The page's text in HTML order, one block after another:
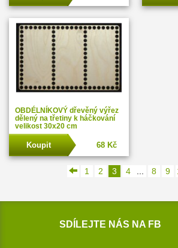
OBDÉLNÍKOVÝ dřevěný výřez
dělený na třetiny k háčkování
velikost 30x20 cm
68 Kč
Koupit
1 2 3 4 8 9
SDÍLEJTE NÁS NA FB